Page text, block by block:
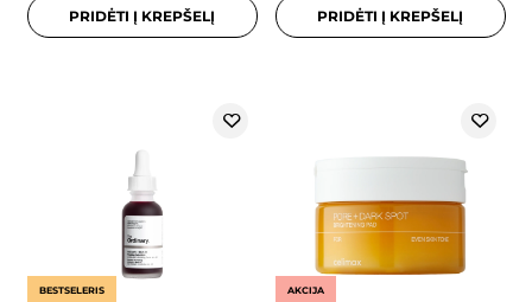
PRIDĖTI Į KREPŠELĮ PRIDĖTI Į KREPŠELĮ
BESTSELERIS AKCIJA